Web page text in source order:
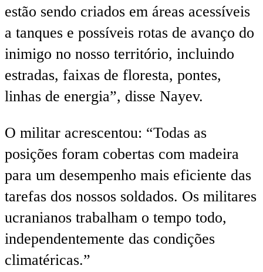
estão sendo criados em áreas acessíveis
a tanques e possíveis rotas de avanço do
inimigo no nosso território, incluindo
estradas, faixas de floresta, pontes,
linhas de energia”, disse Nayev.
O militar acrescentou: “Todas as
posições foram cobertas com madeira
para um desempenho mais eficiente das
tarefas dos nossos soldados. Os militares
ucranianos trabalham o tempo todo,
independentemente das condições
climatéricas.”